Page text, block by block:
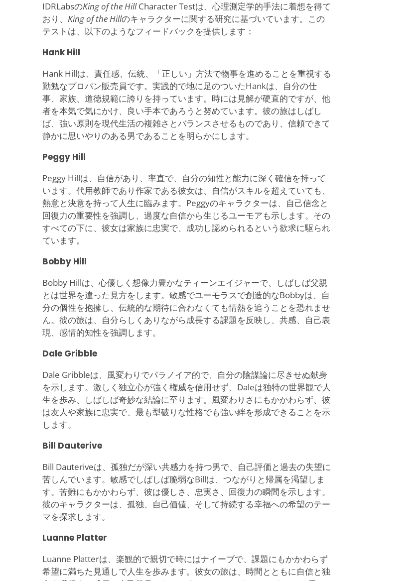
IDRLabsのKing of the HillCharacter Testは、心理測定学的手法に着想を得て
おり、 King of the Hillのキャラクターに関する研究に基づいています。この
テストは、以下のようなフィードバックを提供します：
Hank Hill
Hank Hillは、責任感、伝統、「正しい」方法で物事を進めることを重視する
勤勉なプロパン販売員です。実践的で地に足のついたHankは、自分の仕
事、家族、道徳規範に誇りを持っています。時には見解が硬直的ですが、他
者を本気で気にかけ、良い手本であろうと努めています。彼の旅はしばし
ば、強い原則を現代生活の複雑さとバランスさせるものであり、信頼できて
静かに思いやりのある男であることを明らかにします。
Peggy Hill
Peggy Hillは、自信があり、率直で、自分の知性と能力に深く確信を持って
います。代用教師であり作家である彼女は、自信がスキルを超えていても、
熱意と決意を持って人生に臨みます。Peggyのキャラクターは、自己信念と
回復力の重要性を強調し、過度な自信から生じるユーモアも示します。その
すべての下に、彼女は家族に忠実で、成功し認められるという欲求に駆られ
ています。
Bobby Hill
Bobby Hillは、心優しく想像力豊かなティーンエイジャーで、しばしば父親
とは世界を違った見方をします。敏感でユーモラスで創造的なBobbyは、自
分の個性を抱擁し、伝統的な期待に合わなくても情熱を追うことを恐れませ
ん。彼の旅は、自分らしくありながら成長する課題を反映し、共感、自己表
現、感情的知性を強調します。
Dale Gribble
Dale Gribbleは、風変わりでパラノイア的で、自分の陰謀論に尽きせぬ献身
を示します。激しく独立心が強く権威を信用せず、Daleは独特の世界観で人
生を歩み、しばしば奇妙な結論に至ります。風変わりさにもかかわらず、彼
は友人や家族に忠実で、最も型破りな性格でも強い絆を形成できることを示
します。
Bill Dauterive
Bill Dauteriveは、孤独だが深い共感力を持つ男で、自己評価と過去の失望に
苦しんでいます。敏感でしばしば脆弱なBillは、つながりと帰属を渇望しま
す。苦難にもかかわらず、彼は優しさ、忠実さ、回復力の瞬間を示します。
彼のキャラクターは、孤独、自己価値、そして持続する幸福への希望のテー
マを探求します。
Luanne Platter
Luanne Platterは、楽観的で親切で時にはナイーブで、課題にもかかわらず
希望に満ちた見通しで人生を歩みます。彼女の旅は、時間とともに自信と独